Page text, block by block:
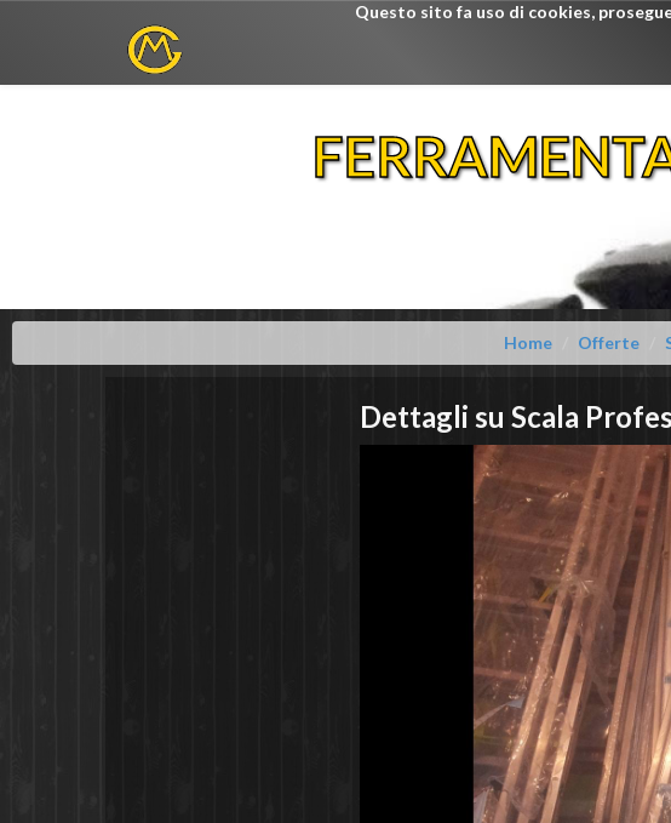
Questo sito fa uso di cookies,
Home Offerte
Dettagli su Scala